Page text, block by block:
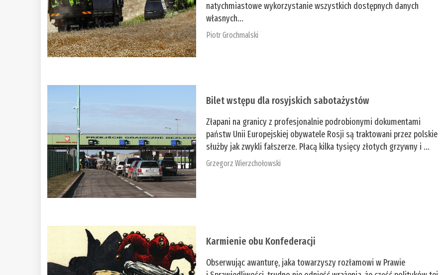
natychmiastowe wykorzystanie wszystkich dostępnych danych
własnych...
Piotr Grochmalski
Bilet wstępu dla rosyjskich sabotażystów
Złapani na granicy z profesjonalnie podrobionymi dokumentami
państw Unii Europejskiej obywatele Rosji są traktowani przez polskie
służby jak zwykli fałszerze. Płacą kilka tysięcy złotych grzywny i ...
Grzegorz Wierzchołowski
Karmienie obu Konfederacji
Obserwując awanturę, jaka towarzyszy rozłamowi w Prawie